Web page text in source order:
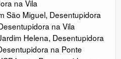
na Vila
São Miguel, Desentupidora
na Vila
Helena, Desentupidora
na Ponte